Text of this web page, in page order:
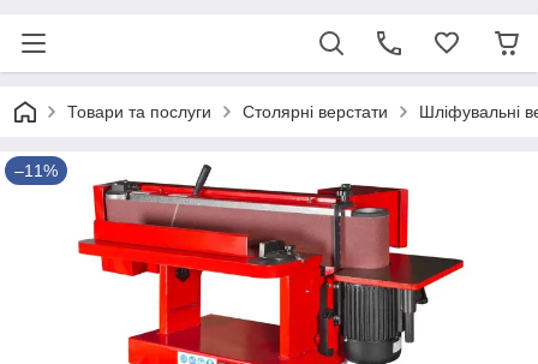
Товари та послуги Столярні верстати Шліфувальні
–11%